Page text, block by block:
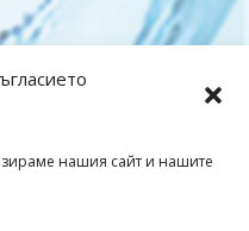
нашия сайт и нашите